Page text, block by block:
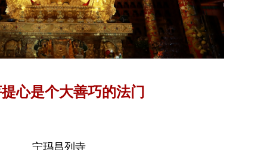
心是个大善巧的法门
宁玛昌列寺